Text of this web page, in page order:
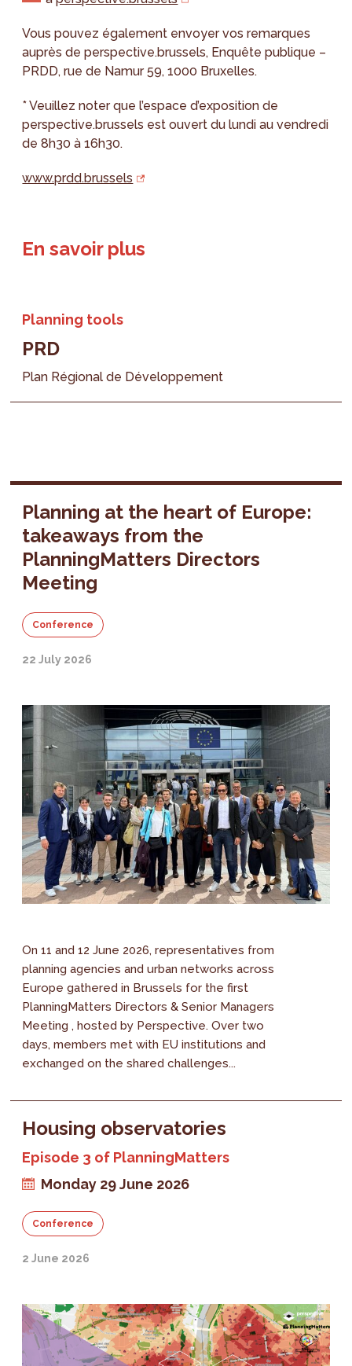
Vous pouvez également envoyer vos remarques
auprès de perspective.brussels, Enquête publique –
PRDD, rue de Namur 59, 1000 Bruxelles.
* Veuillez noter que l’espace d’exposition de
perspective.brussels est ouvert du lundi au vendredi
de 8h30 à 16h30.
www.prdd.brussels
En savoir plus
Planning tools
PRD
Plan Régional de Développement
Planning at the heart of Europe:
takeaways from the
PlanningMatters Directors
Meeting
Conference
22 July 2026
On 11 and 12 June 2026, representatives from
planning agencies and urban networks across
Europe gathered in Brussels for the first
PlanningMatters Directors & Senior Managers
Meeting , hosted by Perspective. Over two
days, members met with EU institutions and
exchanged on the shared challenges...
Housing observatories
Episode 3 of PlanningMatters
Monday 29 June 2026
Conference
2 June 2026